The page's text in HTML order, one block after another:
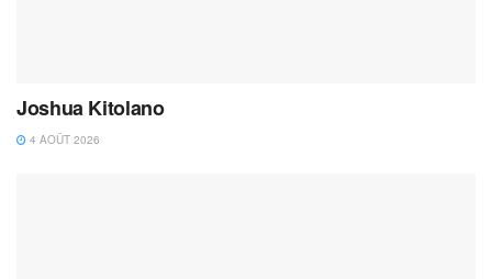
Joshua Kitolano
4 AOÛT 2026